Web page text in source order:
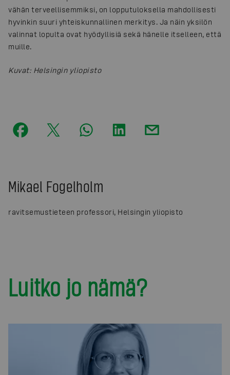
vähän terveellisemmiksi, on lopputuloksella mahdollisesti
hyvinkin suuri yhteiskunnallinen merkitys. Ja näin yksilön
valinnat lopulta ovat hyödyllisiä sekä hänelle itselleen, että
muille.
Kuvat: Helsingin yliopisto
Mikael Fogelholm
ravitsemustieteen professori, Helsingin yliopisto
Luitko jo nämä?